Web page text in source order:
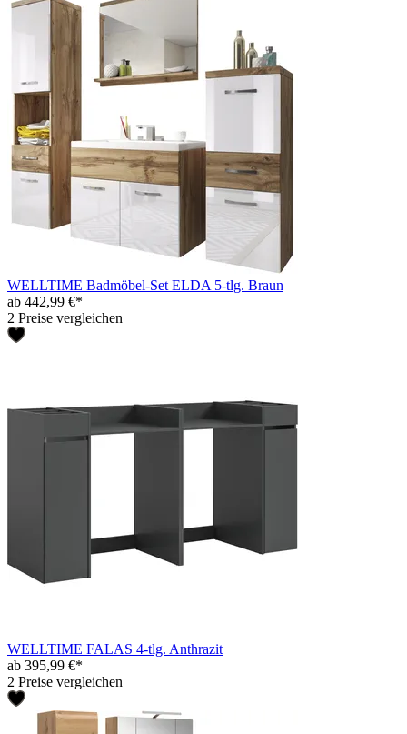
WELLTIME Badmöbel-Set ELDA 5-tlg. Braun
ab 442,99 €*
2 Preise vergleichen
WELLTIME FALAS 4-tlg. Anthrazit
ab 395,99 €*
2 Preise vergleichen